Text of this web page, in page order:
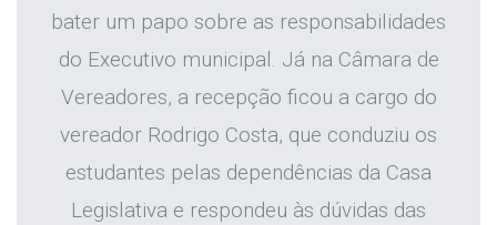
bater um papo sobre as responsabilidades
do Executivo municipal. Já na Câmara de
Vereadores, a recepção ficou a cargo do
vereador Rodrigo Costa, que conduziu os
estudantes pelas dependências da Casa
Legislativa e respondeu às dúvidas das